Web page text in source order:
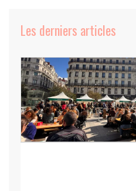
Les derniers articles